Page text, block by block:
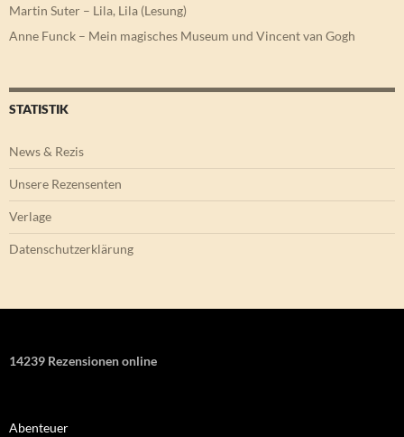
Martin Suter – Lila, Lila (Lesung)
Anne Funck – Mein magisches Museum und Vincent van Gogh
STATISTIK
News & Rezis
Unsere Rezensenten
Verlage
Datenschutzerklärung
14239 Rezensionen online
Abenteuer